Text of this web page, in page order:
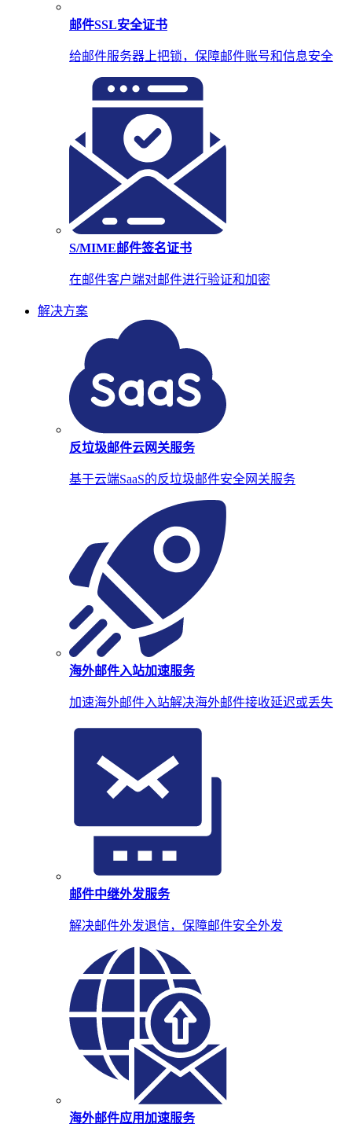
邮件SSL安全证书
给邮件服务器上把锁，保障邮件账号和信息安全
S/MIME邮件签名证书
在邮件客户端对邮件进行验证和加密
解决方案
反垃圾邮件云网关服务
基于云端SaaS的反垃圾邮件安全网关服务
海外邮件入站加速服务
加速海外邮件入站解决海外邮件接收延迟或丢失
邮件中继外发服务
解决邮件外发退信，保障邮件安全外发
海外邮件应用加速服务